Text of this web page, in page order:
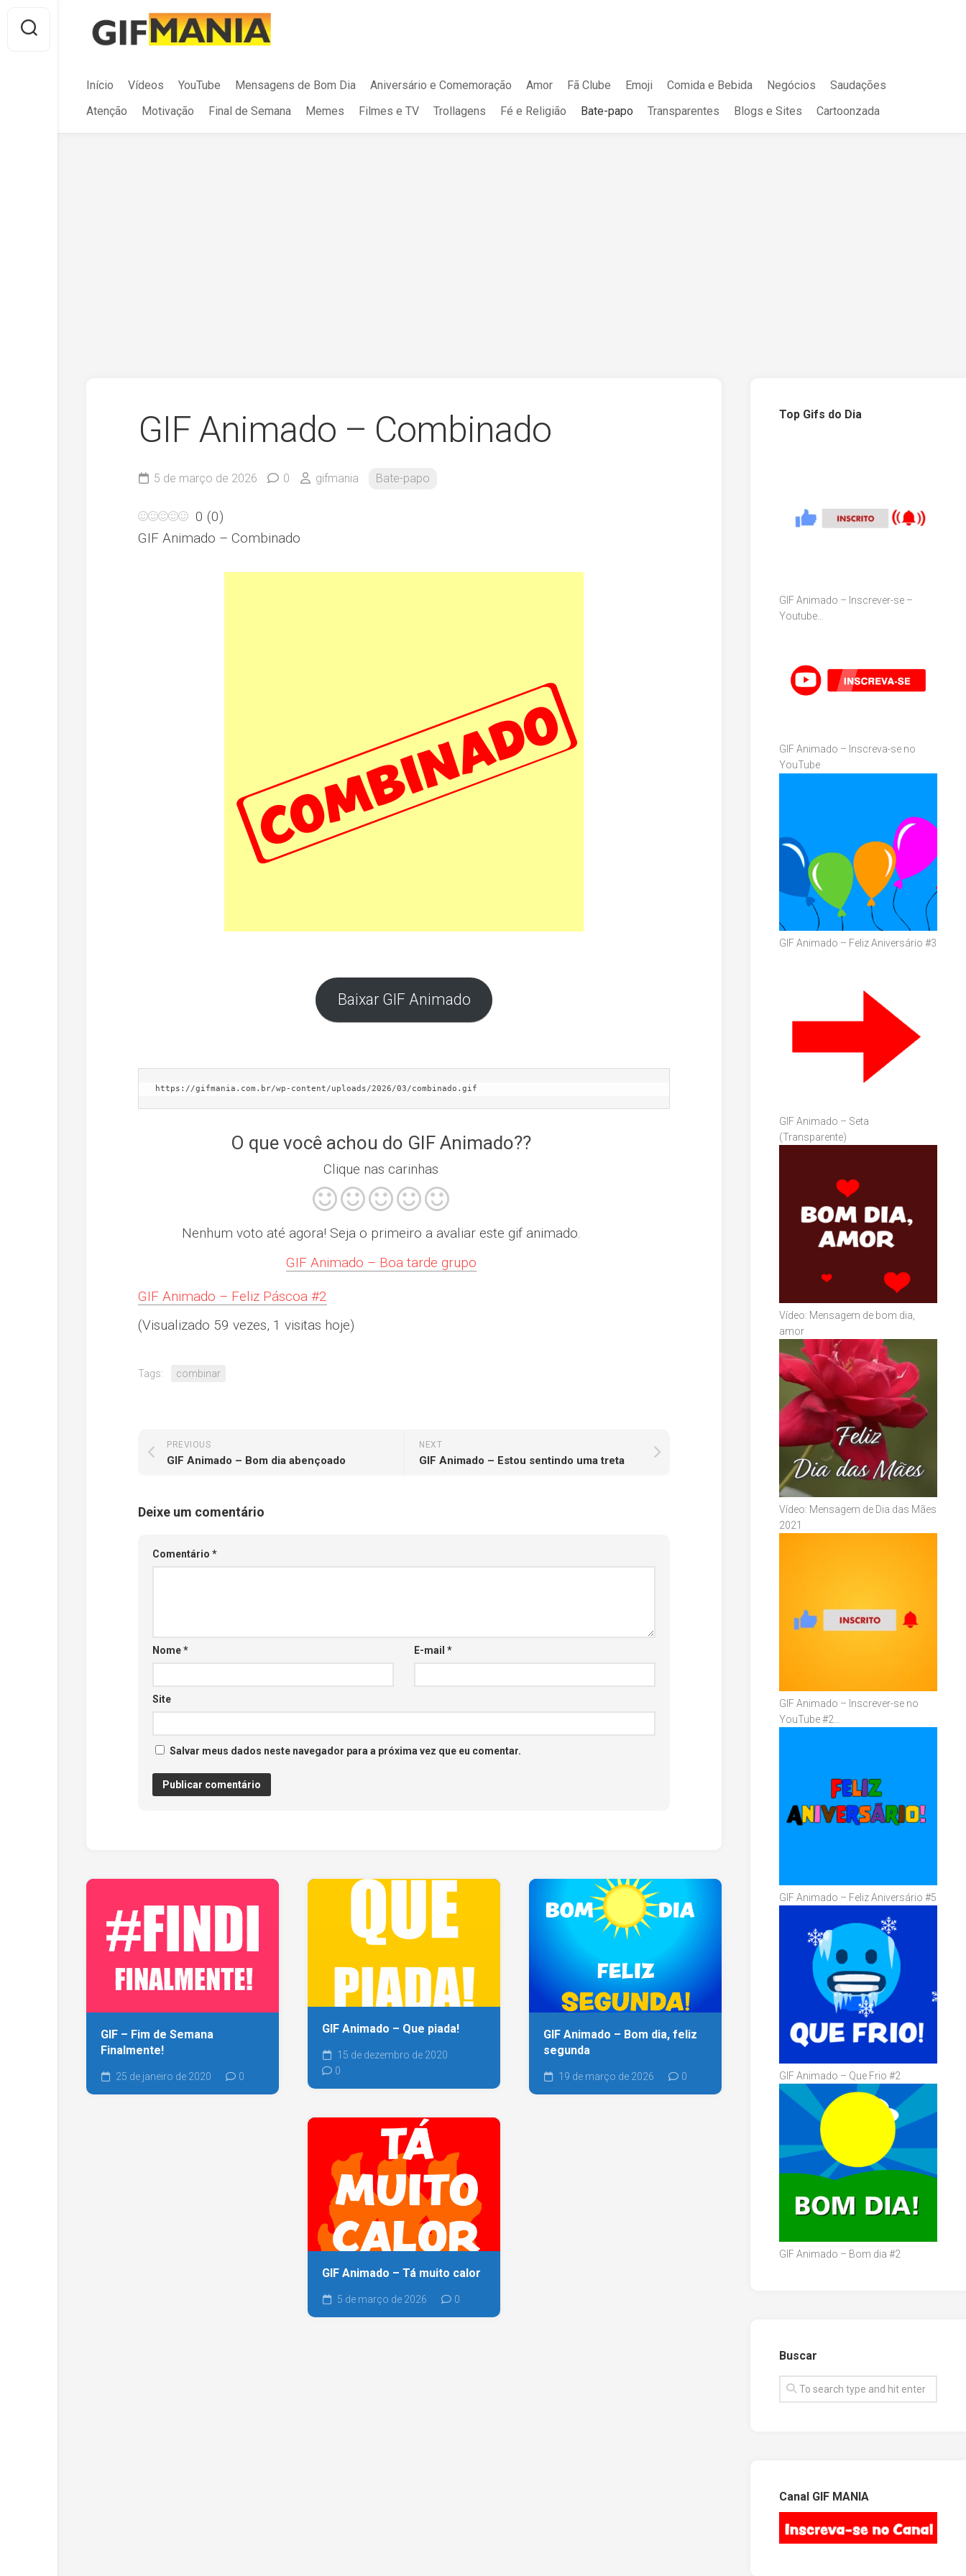
content
Início Vídeos YouTube Mensagens de Bom Dia Aniversário e Comemoração Amor Fã Clube Emoji Comida e Bebida Negócios
Saudações
Atenção
Motivação Final de Semana Memes Filmes e TV Trollagens Fé e Religião Bate-papo Transparentes Blogs e Sites Cartoonzada
GIF Animado – Combinado
5 de março de 2026 0 gifmania Bate-papo
0 (0)
GIF Animado – Combinado
Baixar GIF Animado
https://gifmania.com.br/wp-content/uploads/2026/03/combinado.gif
O que você achou do GIF Animado??
Clique nas carinhas
Nenhum voto até agora! Seja o primeiro a avaliar este gif animado.
GIF Animado – Boa tarde grupo
GIF Animado – Feliz Páscoa #2
(Visualizado 59 vezes, 1 visitas hoje)
Tags: combinar
NEXT
GIF Animado – Estou sentindo uma treta
PREVIOUS
GIF Animado – Bom dia abençoado
Deixe um comentário
Comentário *
Nome* E-mail *
Site
Salvar meus dados neste navegador para a próxima vez que eu comentar.
GIF – Fim de Semana
Finalmente!
25 de janeiro de 2020 0
GIF Animado – Que piada!
15 de dezembro de 2020
0
GIF Animado – Bom dia, feliz
segunda
19 de março de 2026 0
GIF Animado – Tá muito calor
5 de março de 2026 0
Top Gifs do Dia
GIF Animado – Inscrever-se –
Youtube…
GIF Animado – Inscreva-se no
YouTube
GIF Animado – Feliz Aniversário #3
GIF Animado – Seta
(Transparente)
Vídeo: Mensagem de bom dia,
amor
Vídeo: Mensagem de Dia das Mães
2021
GIF Animado – Inscrever-se no
YouTube #2…
GIF Animado – Feliz Aniversário #5
GIF Animado – Que Frio #2
GIF Animado – Bom dia #2
Buscar
Canal GIF MANIA